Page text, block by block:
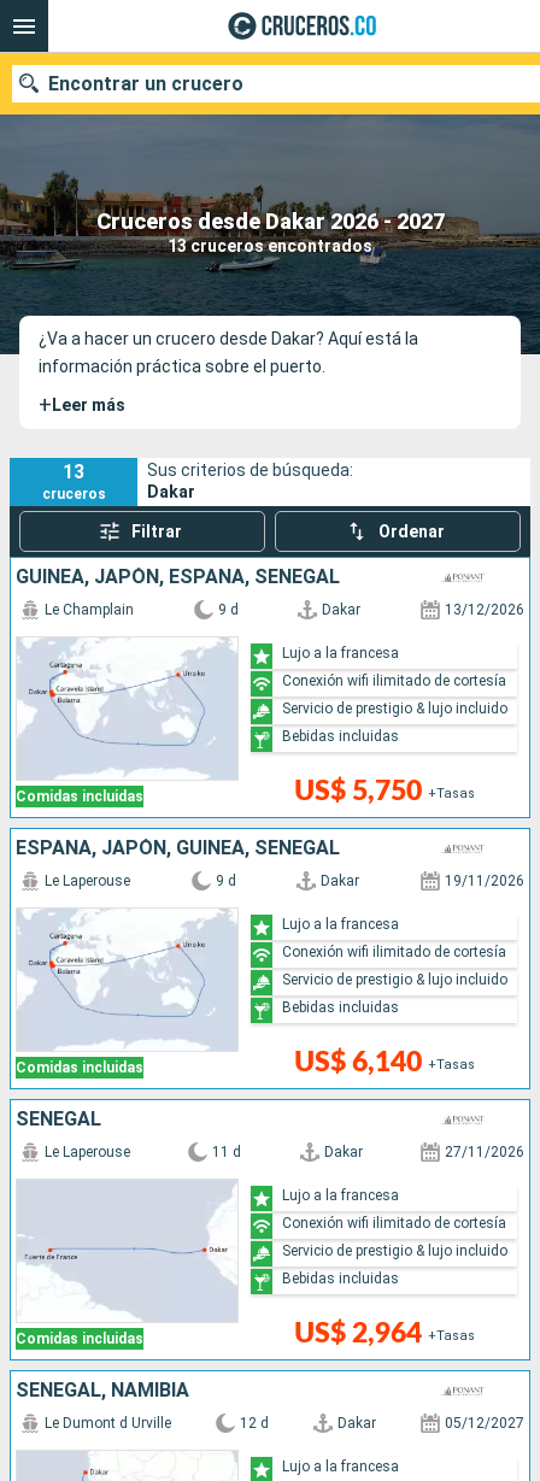
Cruceros desde Dakar 2026 - 2027
13 cruceros encontrados
Encontrar un crucero
Fecha de salida
Buscar
¿Va a hacer un crucero desde Dakar? Aquí está la
información práctica sobre el puerto.
+ Leer más
13
cruceros
Sus criterios de búsqueda:
Dakar
Filtrar Ordenar
GUINEA, JAPÓN, ESPAÑA, SENEGAL
Comidas incluidas
Le Champlain 9 d Dakar 13/12/2026
US$ 5,750 +Tasas
Lujo a la francesa
Conexión wifi ilimitado de cortesía
Servicio de prestigio & lujo incluido
Bebidas incluidas
ESPAÑA, JAPÓN, GUINEA, SENEGAL
Comidas incluidas
Le Laperouse 9 d Dakar 19/11/2026
US$ 6,140 +Tasas
Lujo a la francesa
Conexión wifi ilimitado de cortesía
Servicio de prestigio & lujo incluido
Bebidas incluidas
SENEGAL
Comidas incluidas
Le Laperouse 11 d Dakar 27/11/2026
US$ 2,964 +Tasas
Lujo a la francesa
Conexión wifi ilimitado de cortesía
Servicio de prestigio & lujo incluido
Bebidas incluidas
SENEGAL, NAMIBIA
Le Dumont d Urville 12 d Dakar 05/12/2027
Lujo a la francesa